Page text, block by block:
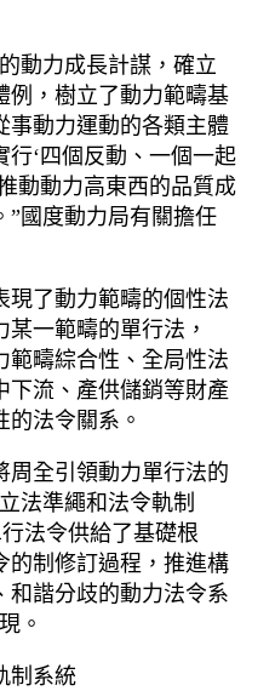
動力成長計謀，確立
例，樹立了動力範疇基
事動力運動的各類主體
‘四個反動、一個一起
動動力高東西的品質成
”國度動力局有關擔任
現了動力範疇的個性法
一範疇的單行法，
範疇綜合性、全局性法
下流、產供儲銷等財產
法令關系。
周全引領動力單行法的
法準繩和法令軌制
法令供給了基礎根
的制修訂過程，推進構
和諧分歧的動力法令系
。
制系統